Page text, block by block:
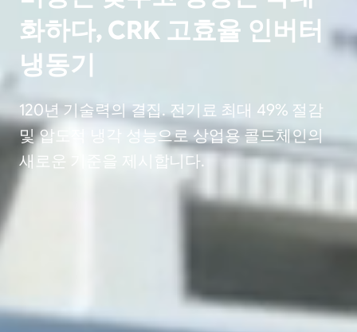
화하다, CRK 고효율 인버터
냉동기
120년 기술력의 결집. 전기료 최대 49% 절감
및 압도적 냉각 성능으로 상업용 콜드체인의
새로운 기준을 제시합니다.